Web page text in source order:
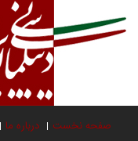
صفحه نخست درباره ما